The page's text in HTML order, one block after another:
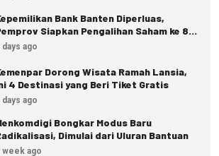
Bank Banten Diperluas,
Siapkan Pengalihan Saham ke 8
days ago
Dorong Wisata Ramah Lansia,
4 Destinasi yang Beri Tiket Gratis
days ago
Bongkar Modus Baru
Dimulai dari Uluran Bantuan
week ago